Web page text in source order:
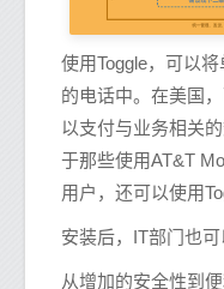
使用Toggle，可以
的电话中。在美国
以支付与业务相关
于那些使用AT&T
用户，还可以使用
安装后，IT部门也
从增加的安全性到